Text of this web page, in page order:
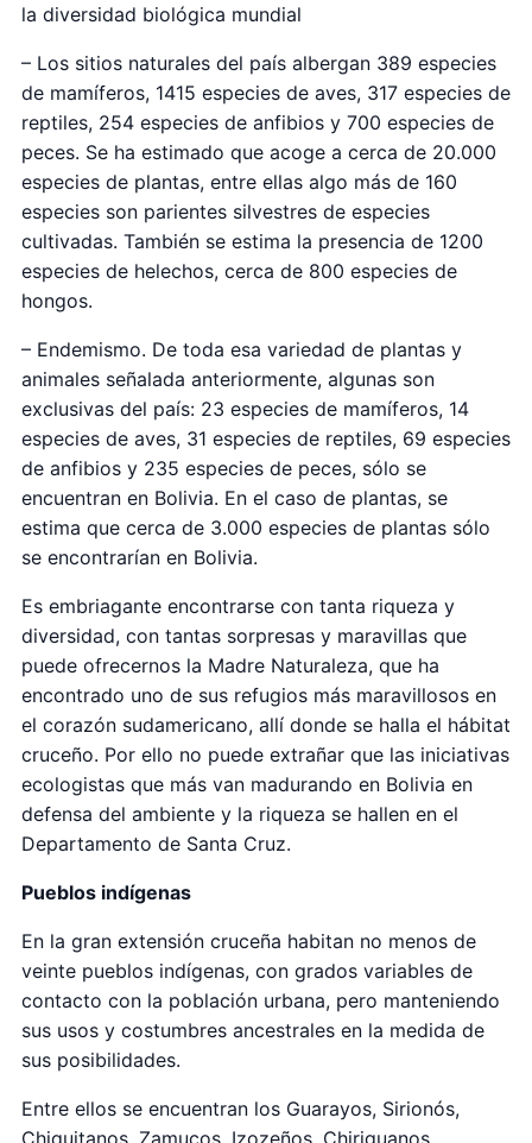
la diversidad biológica mundial
– Los sitios naturales del país albergan 389 especies
de mamíferos, 1415 especies de aves, 317 especies de
reptiles, 254 especies de anfibios y 700 especies de
peces. Se ha estimado que acoge a cerca de 20.000
especies de plantas, entre ellas algo más de 160
especies son parientes silvestres de especies
cultivadas. También se estima la presencia de 1200
especies de helechos, cerca de 800 especies de
hongos.
– Endemismo. De toda esa variedad de plantas y
animales señalada anteriormente, algunas son
exclusivas del país: 23 especies de mamíferos, 14
especies de aves, 31 especies de reptiles, 69 especies
de anfibios y 235 especies de peces, sólo se
encuentran en Bolivia. En el caso de plantas, se
estima que cerca de 3.000 especies de plantas sólo
se encontrarían en Bolivia.
Es embriagante encontrarse con tanta riqueza y
diversidad, con tantas sorpresas y maravillas que
puede ofrecernos la Madre Naturaleza, que ha
encontrado uno de sus refugios más maravillosos en
el corazón sudamericano, allí donde se halla el hábitat
cruceño. Por ello no puede extrañar que las iniciativas
ecologistas que más van madurando en Bolivia en
defensa del ambiente y la riqueza se hallen en el
Departamento de Santa Cruz.
Pueblos indígenas
En la gran extensión cruceña habitan no menos de
veinte pueblos indígenas, con grados variables de
contacto con la población urbana, pero manteniendo
sus usos y costumbres ancestrales en la medida de
sus posibilidades.
Entre ellos se encuentran los Guarayos, Sirionós,
Chiquitanos, Zamucos, Izozeños, Chiriguanos,